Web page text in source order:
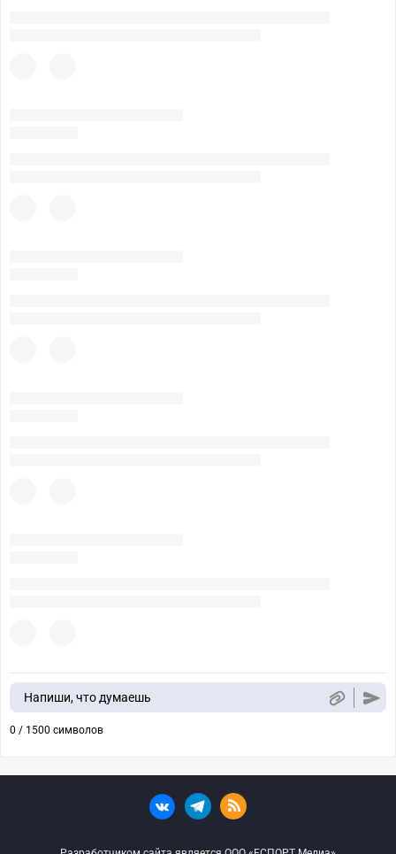
Напиши, что думаешь
0 / 1500 символов